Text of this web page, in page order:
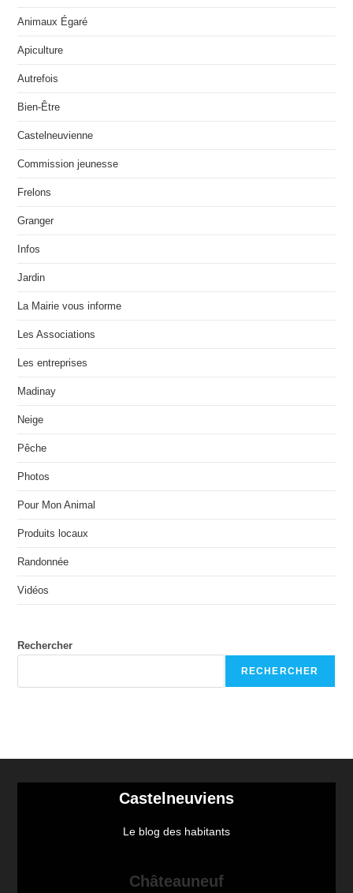
Animaux Égaré
Apiculture
Autrefois
Bien-Être
Castelneuvienne
Commission jeunesse
Frelons
Granger
Infos
Jardin
La Mairie vous informe
Les Associations
Les entreprises
Madinay
Neige
Pêche
Photos
Pour Mon Animal
Produits locaux
Randonnée
Vidéos
Rechercher
RECHERCHER
Castelneuviens
Le blog des habitants
Châteauneuf